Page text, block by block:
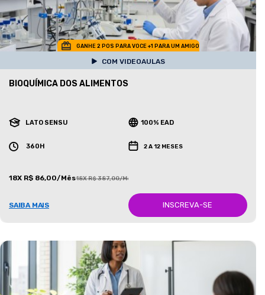
GANHE 2 POS PARA VOCE +1 PARA UM AMIGO
COM VIDEOAULAS
BIOQUÍMICA DOS ALIMENTOS
LATO SENSU 100% EAD
360H 2 A 12 MESES
18X R$ 86,00/Mês18X R$ 387,00/Mês
SAIBA MAIS INSCREVA-SE